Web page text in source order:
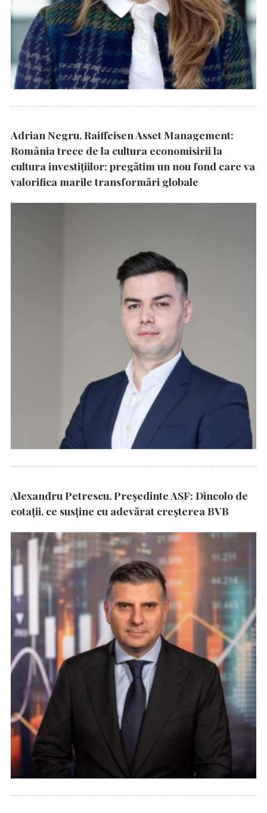
Adrian Negru, Raiffeisen Asset Management:
România trece de la cultura economisirii la
cultura investițiilor; pregătim un nou fond care va
valorifica marile transformări globale
Alexandru Petrescu, Președinte ASF: Dincolo de
cotații, ce susține cu adevărat creșterea BVB